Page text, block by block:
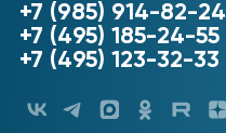
+7 (985) 914-82-24
+7 (495) 185-24-55
+7 (495) 123-32-33